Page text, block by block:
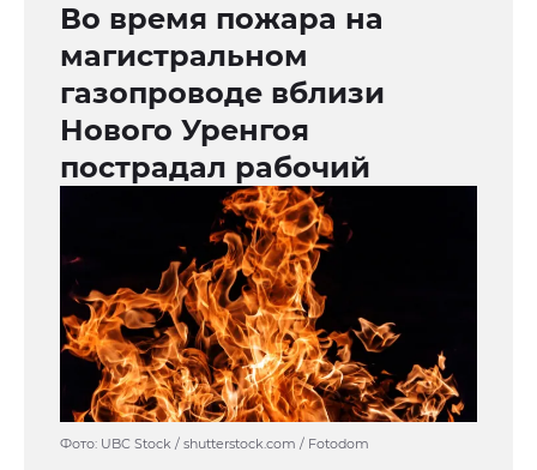
Во время пожара на
магистральном
газопроводе вблизи
Нового Уренгоя
пострадал рабочий
Фото: UBC Stock / shutterstock.com / Fotodom